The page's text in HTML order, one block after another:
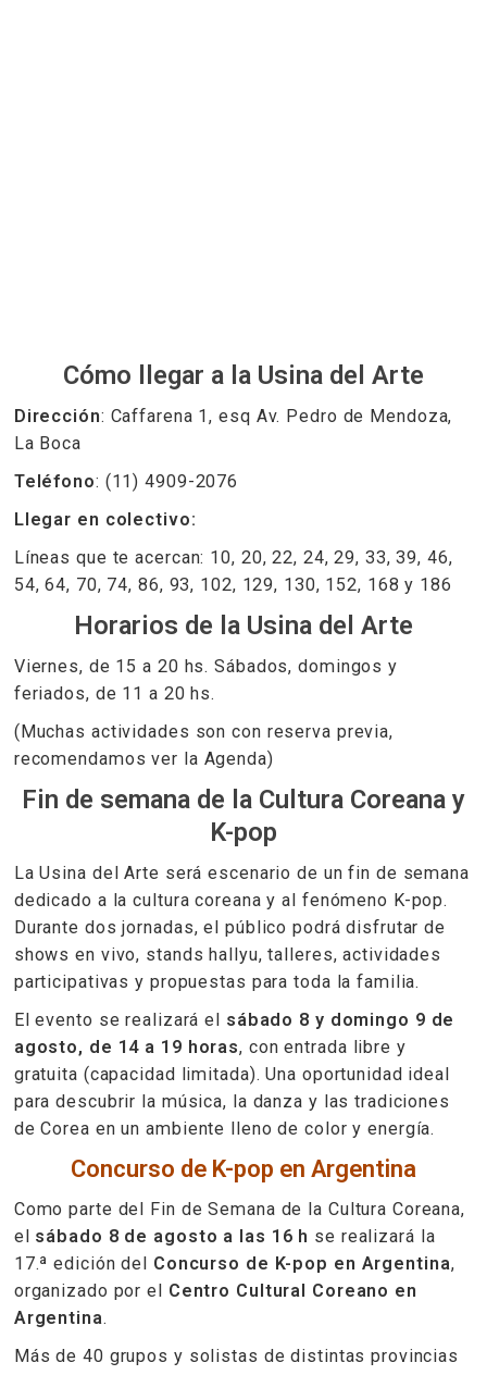
Cómo llegar a la Usina del Arte
Dirección: Caffarena 1, esq Av. Pedro de Mendoza,
La Boca
Teléfono: (11) 4909-2076
Llegar en colectivo:
Líneas que te acercan: 10, 20, 22, 24, 29, 33, 39, 46,
54, 64, 70, 74, 86, 93, 102, 129, 130, 152, 168 y 186
Horarios de la Usina del Arte
Viernes, de 15 a 20 hs. Sábados, domingos y
feriados, de 11 a 20 hs.
(Muchas actividades son con reserva previa,
recomendamos ver la Agenda)
Fin de semana de la Cultura Coreana y
K-pop
La Usina del Arte será escenario de un fin de semana
dedicado a la cultura coreana y al fenómeno K-pop.
Durante dos jornadas, el público podrá disfrutar de
shows en vivo, stands hallyu, talleres, actividades
participativas y propuestas para toda la familia.
El evento se realizará el sábado 8 y domingo 9 de
agosto, de 14 a 19 horas, con entrada libre y
gratuita (capacidad limitada). Una oportunidad ideal
para descubrir la música, la danza y las tradiciones
de Corea en un ambiente lleno de color y energía.
Concurso de K-pop en Argentina
Como parte del Fin de Semana de la Cultura Coreana,
el sábado 8 de agosto a las 16 h se realizará la
17.ª edición del Concurso de K-pop en Argentina,
organizado por el Centro Cultural Coreano en
Argentina.
Más de 40 grupos y solistas de distintas provincias